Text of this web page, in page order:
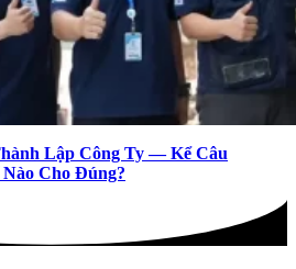
Lập Công Ty — Kể Câu
Cho Đúng?